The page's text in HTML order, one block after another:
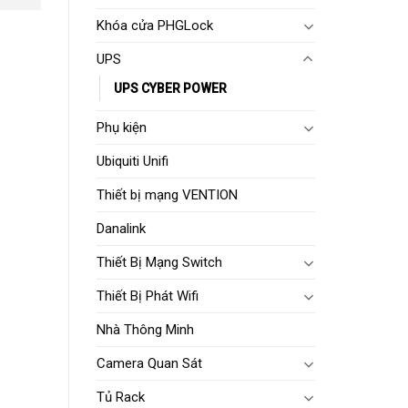
Khóa cửa PHGLock
UPS
UPS CYBER POWER
Phụ kiện
Ubiquiti Unifi
Thiết bị mạng VENTION
Danalink
Thiết Bị Mạng Switch
Thiết Bị Phát Wifi
Nhà Thông Minh
Camera Quan Sát
Tủ Rack